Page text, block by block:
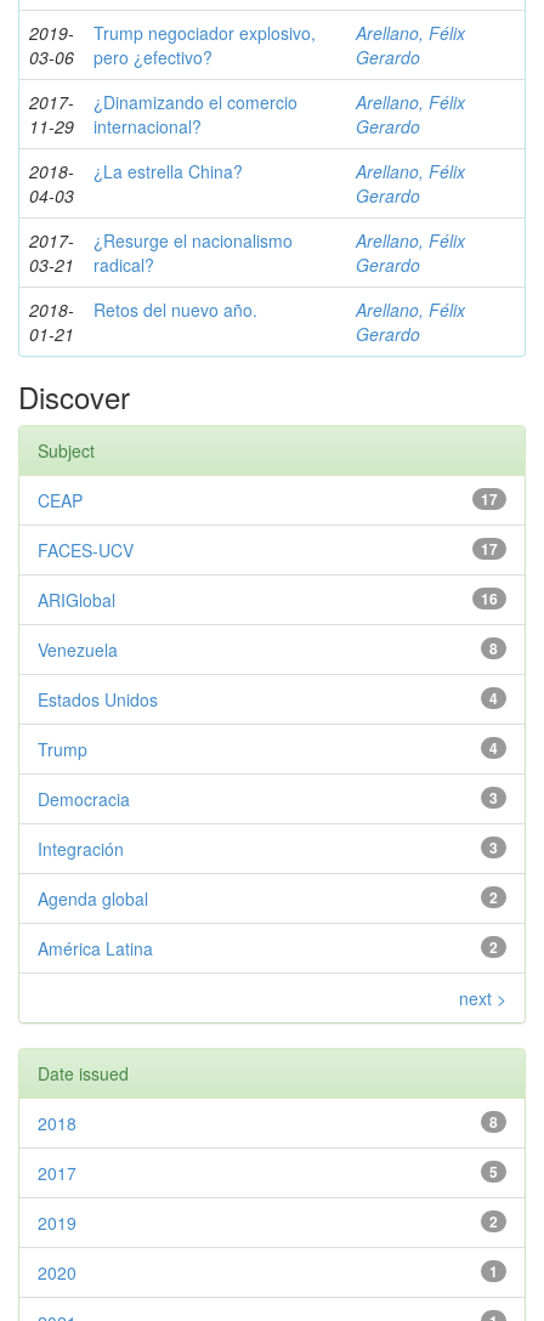
2019-
03-06
Trump negociador explosivo,
pero ¿efectivo?
Arellano, Félix
Gerardo
2017-
11-29
¿Dinamizando el comercio
internacional?
Arellano, Félix
Gerardo
2018-
04-03
¿La estrella China?
Arellano, Félix
Gerardo
2017-
03-21
¿Resurge el nacionalismo
radical?
Arellano, Félix
Gerardo
2018-
01-21
Retos del nuevo año.
Arellano, Félix
Gerardo
Discover
Subject
17
CEAP
17
FACES-UCV
16
ARIGlobal
8
Venezuela
4
Estados Unidos
4
Trump
3
Democracia
3
Integración
2
Agenda global
2
América Latina
next >
Date issued
8
2018
5
2017
2
2019
1
2020